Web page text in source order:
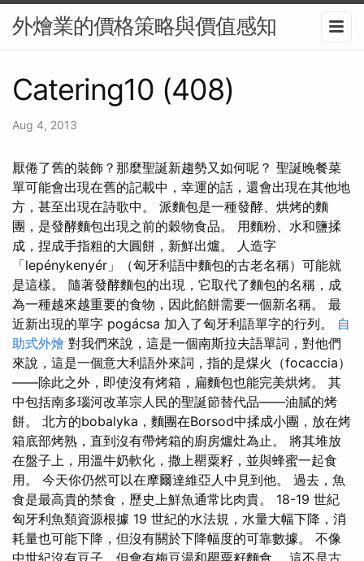
外燴業的價格策略與價值感知
Catering10 (408)
Aug 4, 2013
厭倦了舊的裝飾？那麼聖誕新趨勢又如何呢？ 聖誕晚餐菜
單可能會出現在舊的記載中，幸運的話，還會出現在其他地
方，甚至出現在詩歌中。 派麵包是一種發酵、烘烤的麵
團，是發酵麵包出現之前的穀物食品。 用麵粉、水和鹽揉
成，捏成手指粗的大圓餅，新鮮出爐。 人造字
「lepénykenyér」（匈牙利語中麵包的古老名稱）可能就
是這樣。 隨著發酵麵包的出現，它取代了麵包的名稱，成
為一種越來越重要的食物，因此餡餅需要一個新名稱。 最
近新出現的單字 pogácsa 加入了匈牙利語單字的行列。 自
助式外燴 對我們來說，這是一個南斯拉夫語單詞，對他們
來說，這是一個意大利語外來詞，指的是煤火（focaccia）
——除此之外，即使沒有烤箱，扁麵包也能完美烘烤。 其
中包括南多瑙河改革宗人民的聖誕節替代品——油膩的烤
餅。 北方的bobalyka，麵團在Borsod中揉成小團，放在烤
箱底部烤熟，直到沒有帶烤箱的廚房爐灶為止。 將其堆放
在盤子上，用溫牛奶軟化，撒上罌粟籽，並與蜂蜜一起食
用。 今天你仍然可以在摩爾達維亞人中見到他。 過去，魚
食是最高貴的禁食，歷史上鮮魚通常比肉貴。 18-19 世紀
匈牙利魚類資源根據 19 世紀的水法規，水量大幅下降，消
耗量也可能下降，但沒有關於下降幅度的可靠數據。 不像
中世紀沒有豆子，但會有梅豆湯和罌粟籽麵食。 這不是古